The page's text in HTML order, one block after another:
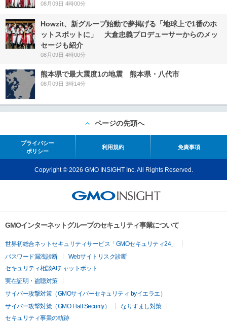
08月09日 4時00分
Howzit、新グループ始動で夢掲げる「地球上で1番のホ
ットスポットに」 大倉忠義プロデューサーからのメッ
セージも紹介
08月09日 4時00分
熊本県で最大震度1の地震 熊本県・八代市
08月09日 3時14分
ページの先頭へ
プライバシー
ポリシー
利用規約 免責事項
Copyright © 2026 GMO INSIGHT Inc. All Rights Reserved.
GMOインターネットグループのセキュリティ事業について
世界初総合ネットセキュリティサービス「GMOセキュリティ24」
パスワード漏洩診断
Webサイトリスク診断
セキュリティ相談AIチャットボット
実在証明・盗聴対策
サイバー攻撃対策（GMOサイバーセキュリティ byイエラエ）
サイバー攻撃対策（GMO Flatt Security）
なりすまし対策
セキュリティ事業の軌跡